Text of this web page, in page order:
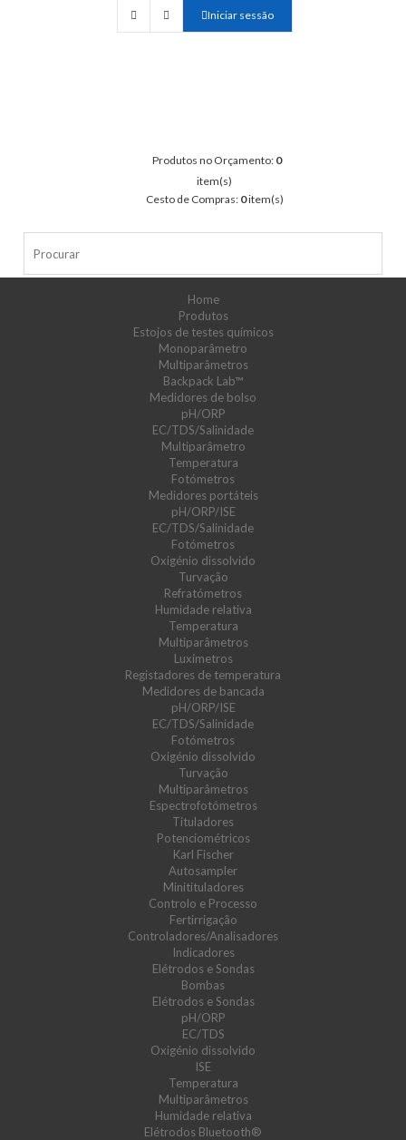
Iniciar sessão
Produtos no Orçamento: 0
item(s)
Cesto de Compras: 0item(s)
Home
Produtos
Estojos de testes químicos
Monoparâmetro
Multiparâmetros
Backpack Lab™
Medidores de bolso
pH/ORP
EC/TDS/Salinidade
Multiparâmetro
Temperatura
Fotómetros
Medidores portáteis
pH/ORP/ISE
EC/TDS/Salinidade
Fotómetros
Oxigénio dissolvido
Turvação
Refratómetros
Humidade relativa
Temperatura
Multiparâmetros
Luxímetros
Registadores de temperatura
Medidores de bancada
pH/ORP/ISE
EC/TDS/Salinidade
Fotómetros
Oxigénio dissolvido
Turvação
Multiparâmetros
Espectrofotómetros
Tituladores
Potenciométricos
Karl Fischer
Autosampler
Minitituladores
Controlo e Processo
Fertirrigação
Controladores/Analisadores
Indicadores
Elétrodos e Sondas
Bombas
Elétrodos e Sondas
pH/ORP
EC/TDS
Oxigénio dissolvido
ISE
Temperatura
Multiparâmetros
Humidade relativa
Elétrodos Bluetooth®